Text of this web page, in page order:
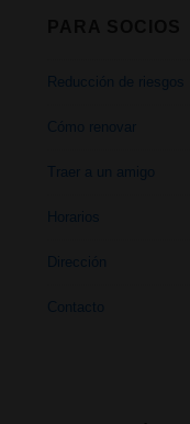
Reducción de riesgos
Cómo renovar
Traer a un amigo
Horarios
Dirección
Contacto